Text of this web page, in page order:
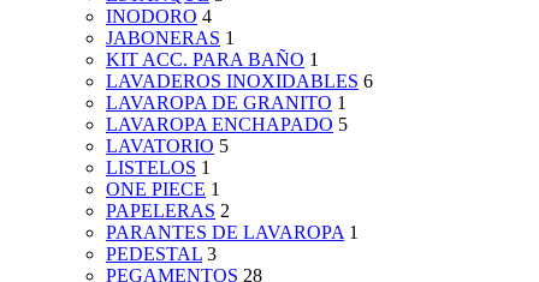
INODORO 4
JABONERAS 1
KIT ACC. PARA BAÑO 1
LAVADEROS INOXIDABLES 6
LAVAROPA DE GRANITO 1
LAVAROPA ENCHAPADO 5
LAVATORIO 5
LISTELOS 1
ONE PIECE 1
PAPELERAS 2
PARANTES DE LAVAROPA 1
PEDESTAL 3
PEGAMENTOS 28